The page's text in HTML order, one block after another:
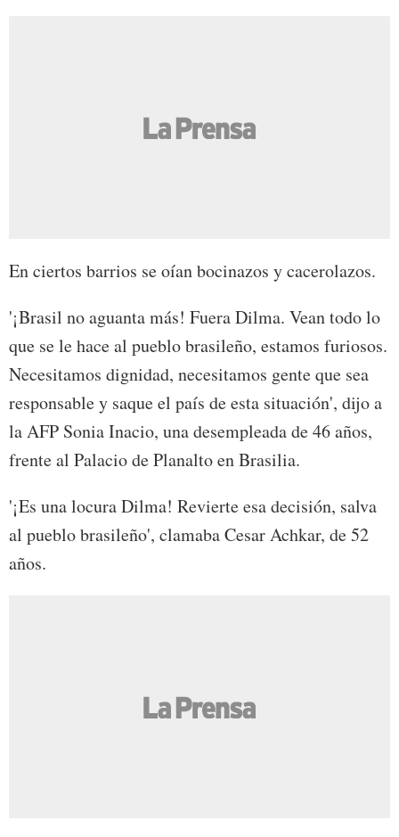
En ciertos barrios se oían bocinazos y cacerolazos.
'¡Brasil no aguanta más! Fuera Dilma. Vean todo lo
que se le hace al pueblo brasileño, estamos furiosos.
Necesitamos dignidad, necesitamos gente que sea
responsable y saque el país de esta situación', dijo a
la AFP Sonia Inacio, una desempleada de 46 años,
frente al Palacio de Planalto en Brasilia.
'¡Es una locura Dilma! Revierte esa decisión, salva
al pueblo brasileño', clamaba Cesar Achkar, de 52
años.